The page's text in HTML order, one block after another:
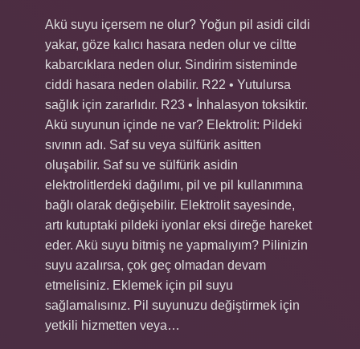
Akü suyu içersem ne olur? Yoğun pil asidi cildi
yakar, göze kalıcı hasara neden olur ve ciltte
kabarcıklara neden olur. Sindirim sisteminde
ciddi hasara neden olabilir. R22 • Yutulursa
sağlık için zararlıdır. R23 • İnhalasyon toksiktir.
Akü suyunun içinde ne var? Elektrolit: Pildeki
sıvının adı. Saf su veya sülfürik asitten
oluşabilir. Saf su ve sülfürik asidin
elektrolitlerdeki dağılımı, pil ve pil kullanımına
bağlı olarak değişebilir. Elektrolit sayesinde,
artı kutuptaki pildeki iyonlar eksi direğe hareket
eder. Akü suyu bitmiş ne yapmalıyım? Pilinizin
suyu azalırsa, çok geç olmadan devam
etmelisiniz. Eklemek için pil suyu
sağlamalısınız. Pil suyunuzu değiştirmek için
yetkili hizmetten veya…